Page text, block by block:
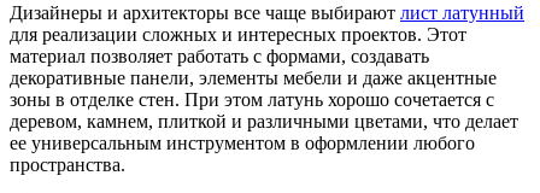
Дизайнеры и архитекторы все чаще выбирают лист латунный
для реализации сложных и интересных проектов. Этот
материал позволяет работать с формами, создавать
декоративные панели, элементы мебели и даже акцентные
зоны в отделке стен. При этом латунь хорошо сочетается с
деревом, камнем, плиткой и различными цветами, что делает
ее универсальным инструментом в оформлении любого
пространства.